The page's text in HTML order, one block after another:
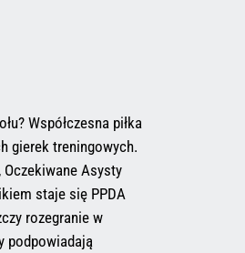
Współczesna piłka
gierek treningowych.
Asysty
staje się PPDA
rozegranie w
podpowiadają